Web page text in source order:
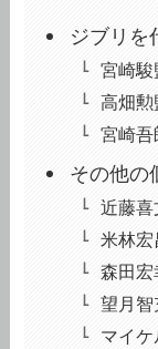
ジブリを
宮崎駿
高畑勲
宮崎吾
その他の
近藤喜
米林宏
森田宏
望月智
マイ